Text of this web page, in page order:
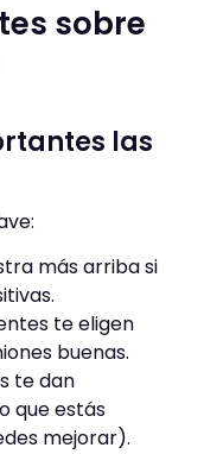
sobre
las
más arriba si
te eligen
buenas.
te dan
que estás
mejorar).